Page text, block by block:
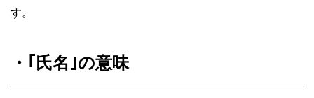
す。
・｢氏名｣の意味